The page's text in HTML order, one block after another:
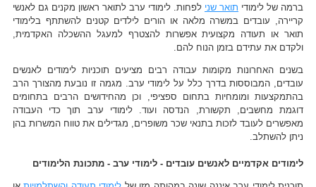
ברמה של לימודי תואר שני לפחות. לימודי ערב לתואר ראשון מקנים גם לאנשי
קריירה, עובדים במשרה מלאה או הורים לילדים קטנים להשתתף בלימודי
תואר או תעודה מקצועית אפשרות להצטרף למעגל ההשכלה האקדמית,
ולקדם את עתידם בזמן הנוח להם.
בשנים האחרונות מקומות עבודה רבים מציעים תוכניות לימודים לאנשים
עובדים, המבוססות בדרך כלל על לימודי ערב. מגמה זו נובעת מהצורך הרב
בהתמקצעות ומומחיות בתחום ספציפי, וכן מהחידושים הרבים בתחומים
דוגמת מחשבים, תקשורת, הנדסה ועוד. לימודי ערב תוך כדי העבודה
מאפשרים לעובד לזכות בתנאי שכר משופרים, מגדילים את טווח המשרות בהן
ניתן להשתלב.
לימודים אקדמיים לאנשים עובדים - לימודי ערב - מתכונת הלימודים